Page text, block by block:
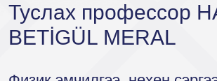
Туслах профессор
BETİGÜL MERAL